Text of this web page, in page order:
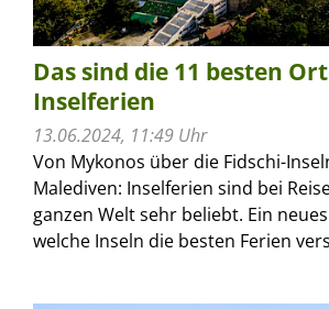
Das sind die 11 besten
Inselferien
13.06.2024, 11:49 Uhr
Von Mykonos über die Fidschi-
Malediven: Inselferien sind bei
ganzen Welt sehr beliebt. Ein
welche Inseln die besten Ferien